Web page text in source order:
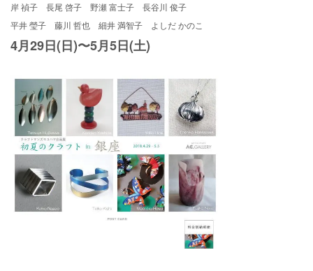
岸 禎子 長尾 啓子 野瀬 富士子 長谷川 俊子
平井 瑩子 藤川 哲也 細井 満智子 よしだ かのこ
4月29日(日)〜5月5日(土)